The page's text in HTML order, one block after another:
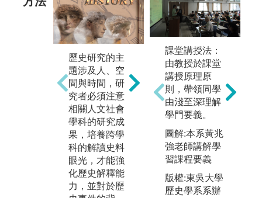
歷史研究的主
題涉及人、空
間與時間，研
究者必須注意
相關人文社會
學科的研究成
果，培養跨學
科的解讀史料
眼光，才能強
化歷史解釋能
力，並對於歷
(1) 注重跨學科
知識學習，認
識歷史學與其
他社會科學之
間的可能關
聯。
課堂講授法：
由教授於課堂
講授原理原
則，帶領同學
由淺至深理解
學門要義。
圖解:本系黃兆
強老師講解學
習課程要義
版權:東吳大學
歷史學系系辦